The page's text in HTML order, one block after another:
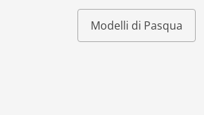
Modelli di Pasqua